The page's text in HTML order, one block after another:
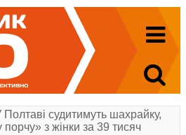
Полтаві судитимуть шахрайку,
з жінки за 39 тисяч